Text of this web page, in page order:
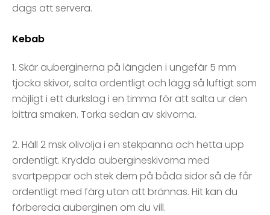
dags att servera.
Kebab
1. Skär auberginerna på längden i ungefär 5 mm
tjocka skivor, salta ordentligt och lägg så luftigt som
möjligt i ett durkslag i en timma för att salta ur den
bittra smaken. Torka sedan av skivorna.
2. Häll 2 msk olivolja i en stekpanna och hetta upp
ordentligt. Krydda aubergineskivorna med
svartpeppar och stek dem på båda sidor så de får
ordentligt med färg utan att brännas. Hit kan du
förbereda auberginen om du vill.